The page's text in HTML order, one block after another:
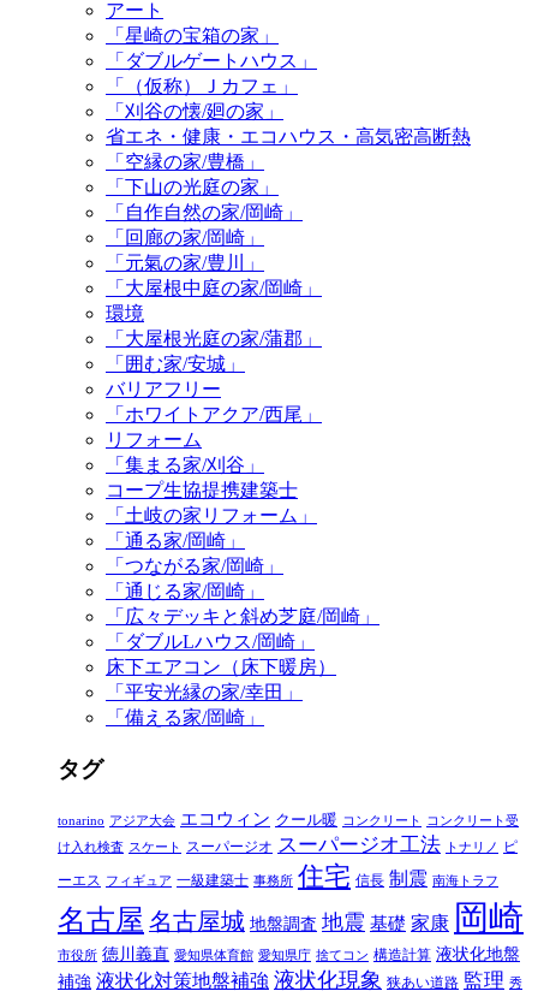
アート
「星崎の宝箱の家」
「ダブルゲートハウス」
「（仮称）Ｊカフェ」
「刈谷の懐/廻の家」
省エネ・健康・エコハウス・高気密高断熱
「空縁の家/豊橋」
「下山の光庭の家」
「自作自然の家/岡崎」
「回廊の家/岡崎」
「元氣の家/豊川」
「大屋根中庭の家/岡崎」
環境
「大屋根光庭の家/蒲郡」
「囲む家/安城」
バリアフリー
「ホワイトアクア/西尾」
リフォーム
「集まる家/刈谷」
コープ生協提携建築士
「土岐の家リフォーム」
「通る家/岡崎」
「つながる家/岡崎」
「通じる家/岡崎」
「広々デッキと斜め芝庭/岡崎」
「ダブルLハウス/岡崎」
床下エアコン（床下暖房）
「平安光縁の家/幸田」
「備える家/岡崎」
タグ
tonarino アジア大会 エコウィン クール暖 コンクリート
コンクリート受
け入れ検査 スケート スーパージオ スーパージオ工法 トナリノ
ピ
ーエス フィギュア 一級建築士 事務所 住宅 信長 制震 南海トラフ
名古屋 名古屋城 地盤調査 地震 基礎 家康 岡崎
市役所 徳川義直 愛知県体育館 愛知県庁 捨てコン 構造計算 液状化地盤
補強 液状化対策地盤補強 液状化現象 狭あい道路 監理 秀